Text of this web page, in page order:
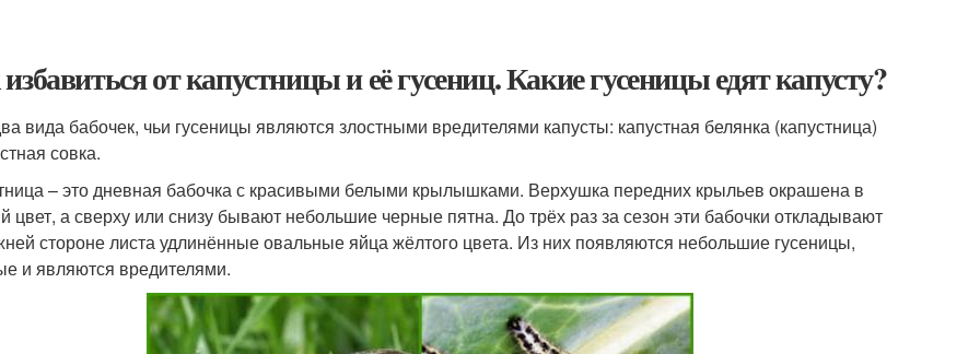
от капустницы и её гусениц. Какие гусеницы едят капусту?
вида бабочек, чьи гусеницы являются злостными вредителями капусты: капустная белянка (капустница)
совка.
– это дневная бабочка с красивыми белыми крылышками. Верхушка передних крыльев окрашена в
цвет, а сверху или снизу бывают небольшие черные пятна. До трёх раз за сезон эти бабочки откладывают
стороне листа удлинённые овальные яйца жёлтого цвета. Из них появляются небольшие гусеницы,
и являются вредителями.